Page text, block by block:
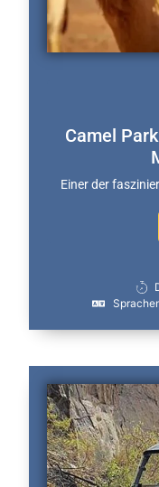
Camel
Einer der